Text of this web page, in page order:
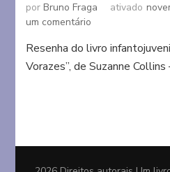
porBruno Fraga ativado
um comentário
–
Jogos
Resenha do livro
Vorazes”, de Suzanne